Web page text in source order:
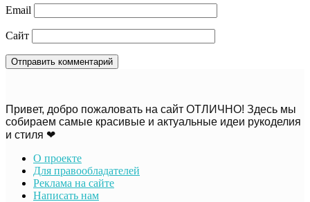
Email
Сайт
Привет, добро пожаловать на сайт ОТЛИЧНО! Здесь мы
собираем самые красивые и актуальные идеи рукоделия
и стиля ❤
О проекте
Для правообладателей
Реклама на сайте
Написать нам